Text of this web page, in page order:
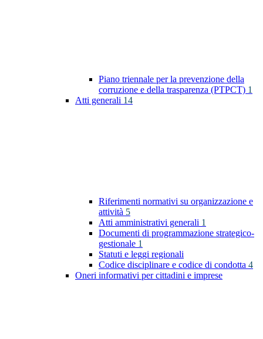
Piano triennale per la prevenzione della
corruzione e della trasparenza (PTPCT) 1
Atti generali 14
Riferimenti normativi su organizzazione e
attività 5
Atti amministrativi generali 1
Documenti di programmazione strategico-
gestionale 1
Statuti e leggi regionali
Codice disciplinare e codice di condotta 4
Oneri informativi per cittadini e imprese